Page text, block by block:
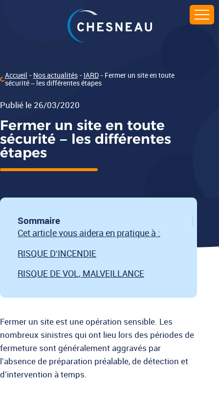
Accueil Nos actualités IARD
Fermer un site en toute
sécurité – les différentes étapes
Publié le 26/03/2020
Fermer un site en toute
sécurité – les différentes
étapes
Sommaire
Cet article vous aidera en pratique à :
RISQUE D’INCENDIE
RISQUE DE VOL, MALVEILLANCE
Fermer un site est une opération sensible. Les
nombreux sinistres qui ont lieu lors des périodes de
fermeture sont généralement aggravés par
l’absence de préparation préalable, de détection et
d’intervention à temps.